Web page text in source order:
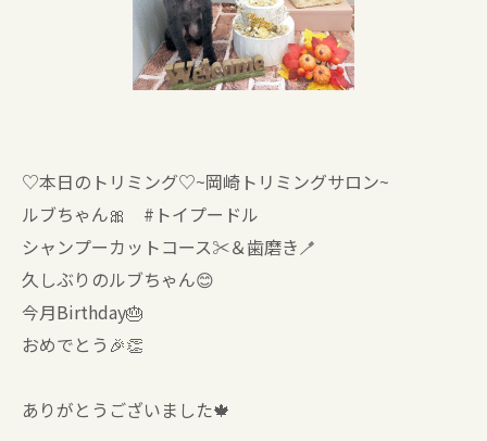
♡本日のトリミング♡⁠~岡崎トリミングサロン~
ルブちゃん🎀 #トイプードル
シャンプーカットコース✂️＆歯磨き🪥
久しぶりのルブちゃん😊
今月Birthday🎂
おめでとう🎉👏
ありがとうございました🍁